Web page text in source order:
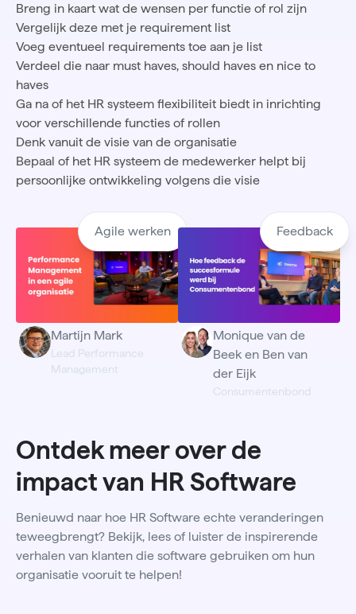
Breng in kaart wat de wensen per functie of rol zijn
Vergelijk deze met je requirement list
Voeg eventueel requirements toe aan je list
Verdeel die naar must haves, should haves en nice to
haves
Ga na of het HR systeem flexibiliteit biedt in inrichting
voor verschillende functies of rollen
Denk vanuit de visie van de organisatie
Bepaal of het HR systeem de medewerker helpt bij
persoonlijke ontwikkeling volgens die visie
Ontdek meer over de
impact van HR Software
Benieuwd naar hoe HR Software echte veranderingen
teweegbrengt? Bekijk, lees of luister de inspirerende
verhalen van klanten die software gebruiken om hun
organisatie vooruit te helpen!
Agile werken
Martijn Mark
Lead Performance
Management
Feedback
Monique van de
Beek en Ben van
der Eijk
Consumentenbond